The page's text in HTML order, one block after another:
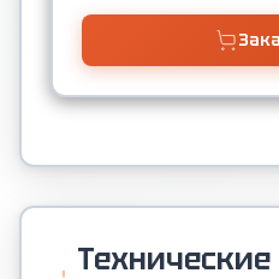
Технические